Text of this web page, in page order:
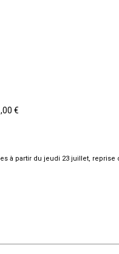
€
à partir du jeudi 23 juillet,